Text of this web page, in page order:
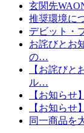
玄関先
推奨環境に
デビット・
お詫びとお
の…
【お詫び
ル…
【お知ら
【お知ら
同一商品を